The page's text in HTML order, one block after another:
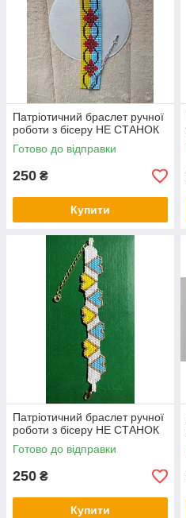
Патріотичний браслет ручної
роботи з бісеру НЕ СТАНОК
Готово до відправки
250 ₴
Купити
Патріотичний браслет ручної
роботи з бісеру НЕ СТАНОК
Готово до відправки
250 ₴
Купити